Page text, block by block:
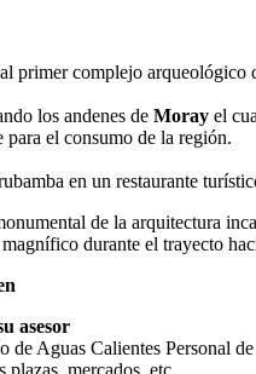
primer complejo arqueológico
los andenes de Moray el
para el consumo de la región.
en un restaurante
de la arquitectura
durante el trayecto
asesor
de Aguas Calientes Personal